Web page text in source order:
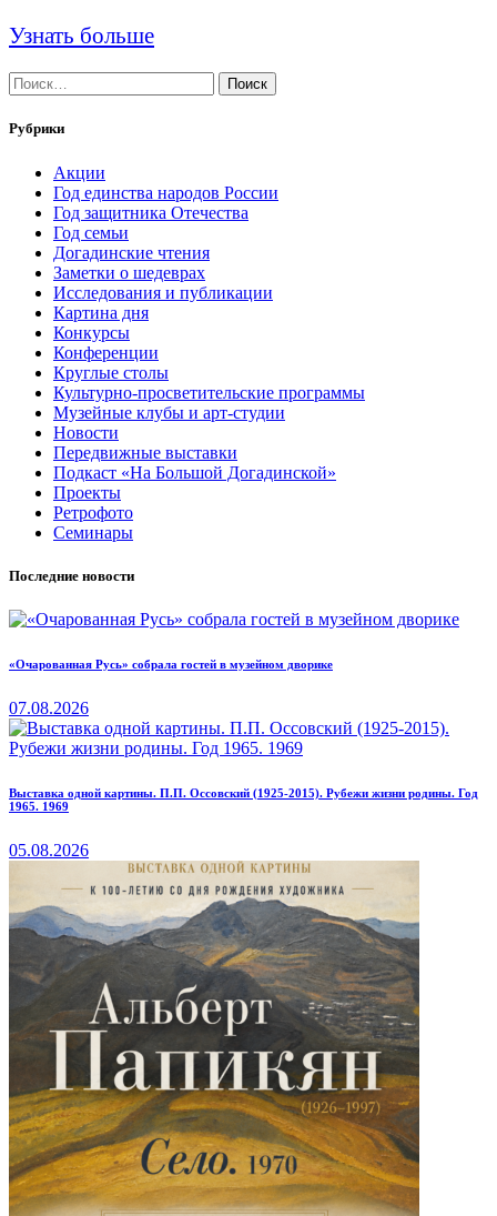
Узнать больше
Найти:
Рубрики
Акции
Год единства народов России
Год защитника Отечества
Год семьи
Догадинские чтения
Заметки о шедеврах
Исследования и публикации
Картина дня
Конкурсы
Конференции
Круглые столы
Культурно-просветительские программы
Музейные клубы и арт-студии
Новости
Передвижные выставки
Подкаст «На Большой Догадинской»
Проекты
Ретрофото
Семинары
Последние новости
«Очарованная Русь» собрала гостей в музейном дворике
07.08.2026
Выставка одной картины. П.П. Оссовский (1925-2015). Рубежи жизни родины. Год
1965. 1969
05.08.2026